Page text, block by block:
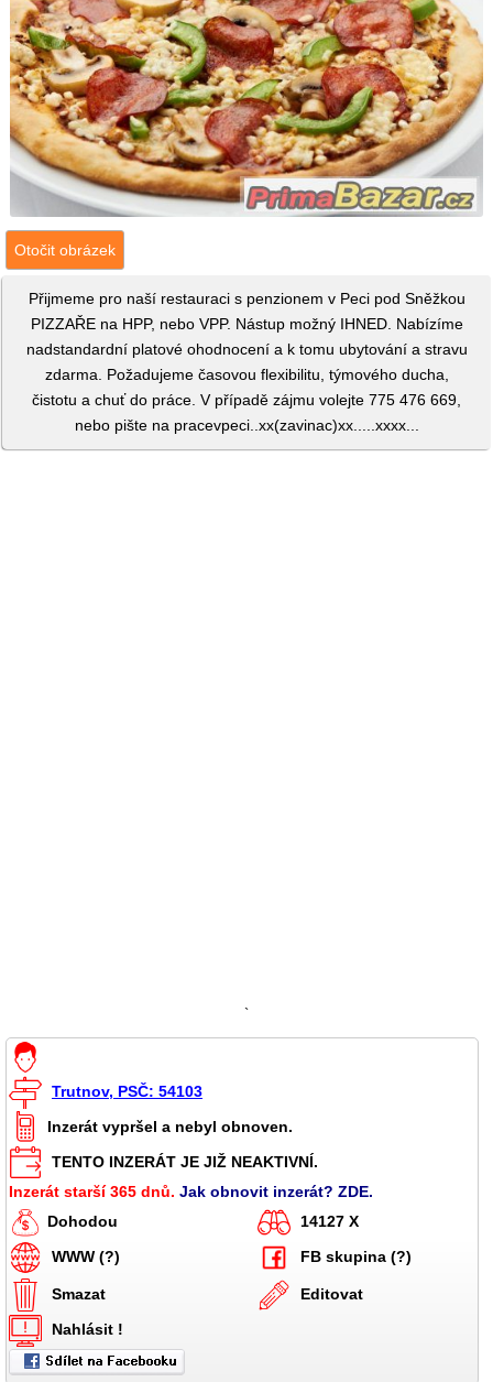
Otočit obrázek
Přijmeme pro naší restauraci s penzionem v Peci pod Sněžkou
PIZZAŘE na HPP, nebo VPP. Nástup možný IHNED. Nabízíme
nadstandardní platové ohodnocení a k tomu ubytování a stravu
zdarma. Požadujeme časovou flexibilitu, týmového ducha,
čistotu a chuť do práce. V případě zájmu volejte 775 476 669,
nebo pište na pracevpeci..xx(zavinac)xx.....xxxx...
`
Trutnov, PSČ: 54103
Inzerát vypršel a nebyl obnoven.
TENTO INZERÁT JE JIŽ NEAKTIVNÍ.
Inzerát starší 365 dnů. Jak obnovit inzerát? ZDE.
Dohodou
14127 X
WWW (?)
FB skupina (?)
Smazat
Editovat
Nahlásit !